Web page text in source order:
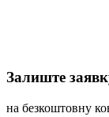
Залиште
на безкоштовну